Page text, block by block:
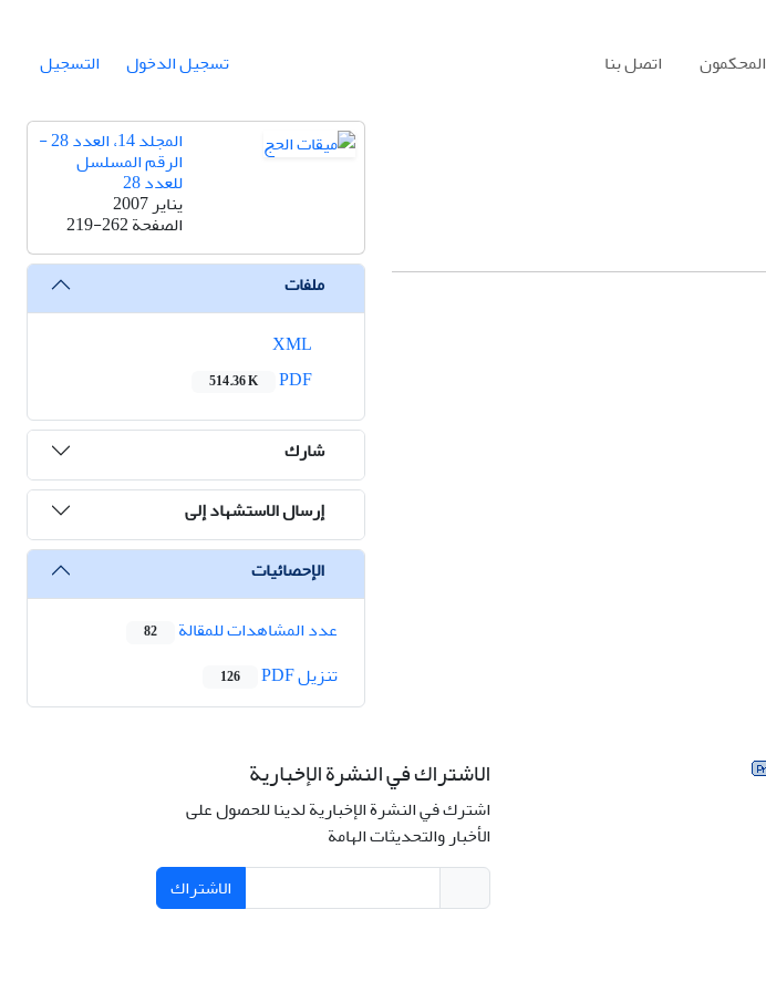
المحكمون اتصل بنا تسجيل الدخول التسجيل
المجلد 14، العدد 28 -
الرقم المسلسل
للعدد 28
يناير 2007
الصفحة219-262
ملفات
514.36 K
شارك
إرسال الاستشهاد إلى
الإحصائيات
عدد المشاهدات للمقالة
82
تنزیل PDF 126
الاشتراك في النشرة الإخبارية
اشترك في النشرة الإخبارية لدينا للحصول على
الأخبار والتحديثات الهامة
الاشتراك